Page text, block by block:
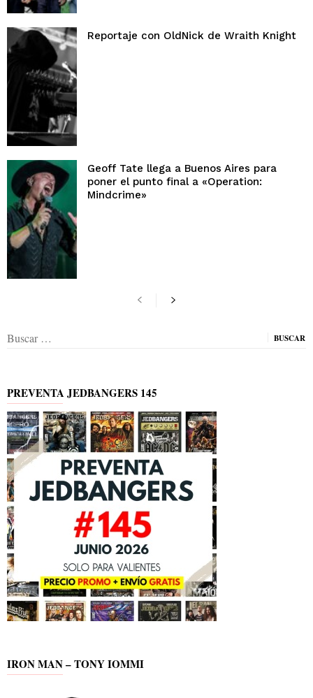
Reportaje con OldNick de Wraith Knight
Geoff Tate llega a Buenos Aires para
poner el punto final a «Operation:
Mindcrime»
Buscar:
PREVENTA JEDBANGERS 145
IRON MAN – TONY IOMMI